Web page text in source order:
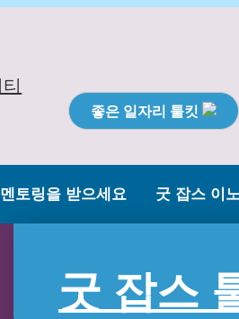
좋은 일자리 툴킷
멘토링을 받으세요 굿 잡스 이
굿 잡스